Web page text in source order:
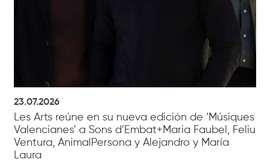
23.07.2026
Les Arts reúne en su nueva edición de ‘Músiques
Valencianes’ a Sons d’Embat+Maria Faubel, Feliu
Ventura, AnimalPersona y Alejandro y María
Laura